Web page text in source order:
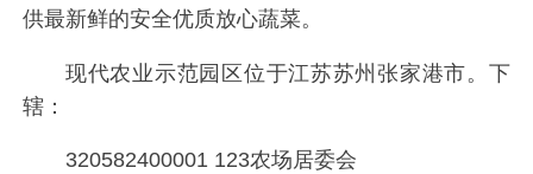
供最新鲜的安全优质放心蔬菜。
现代农业示范园区位于江苏苏州张家港市。下
辖：
320582400001 123农场居委会